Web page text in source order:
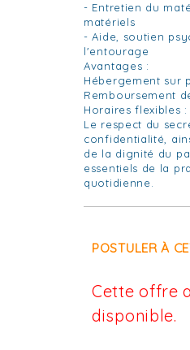
- Entretien du
matériels
- Aide, soutien
l'entourage
Avantages :
Hébergement sur
Remboursement
Horaires flexibles
Le respect du
confidentialité,
de la dignité du
essentiels de la
quotidienne.
POSTULER À
Cette offre
disponible.